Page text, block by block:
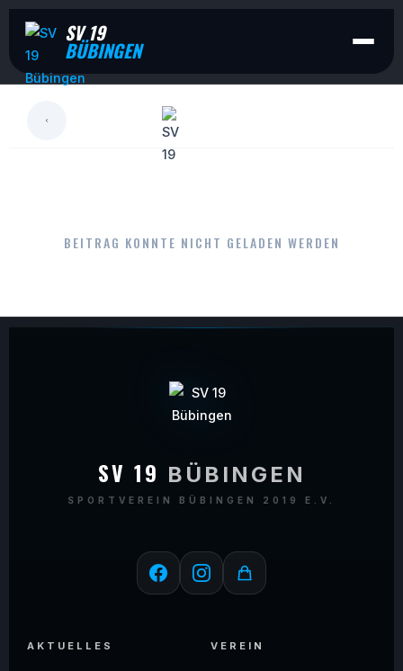
SV 19
BÜBINGEN
BEITRAG KONNTE NICHT GELADEN WERDEN
SV 19 BÜBINGEN
SPORTVEREIN BÜBINGEN 2019 E.V.
AKTUELLES VEREIN